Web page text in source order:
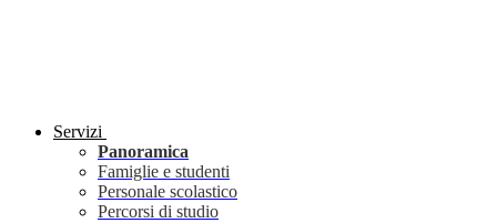
Servizi
Panoramica
Famiglie e studenti
Personale scolastico
Percorsi di studio